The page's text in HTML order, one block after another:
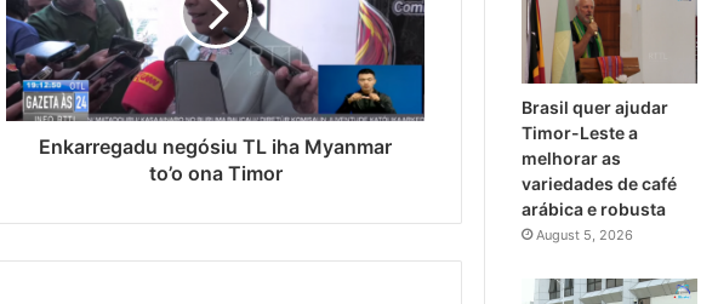
Enkarregadu negósiu TL iha Myanmar
to’o ona Timor
Brasil quer ajudar
Timor-Leste a
melhorar as
variedades de café
arábica e robusta
August 5, 2026